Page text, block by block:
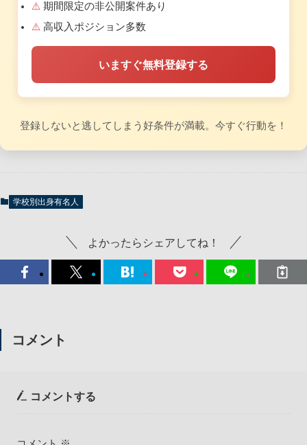
期間限定の非公開案件あり
高収入ポジション多数
いますぐ無料登録する
登録しないと逃してしまう好条件が満載。今すぐ行動を！
学校別出身有名人
よかったらシェアしてね！
コメント
コメントする